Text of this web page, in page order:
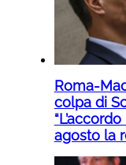
Roma-
colpa di
agosto la